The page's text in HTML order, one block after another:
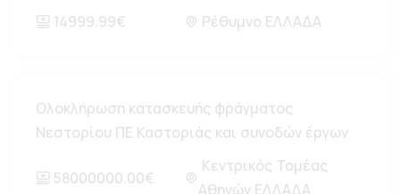
14999.99€
Ρέθυμνο ΕΛΛΑΔΑ
Ολοκλήρωση κατασκευής φράγματος
Νεστορίου ΠΕ Καστοριάς και συνοδών έργων
58000000.00€
Κεντρικός Τομέας
Αθηνών ΕΛΛΑΔΑ